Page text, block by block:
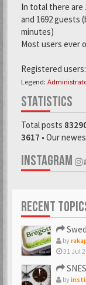
In total there are
and 1692 guests
minutes)
Most users ever
Registered users:
Legend:
STATISTICS
Total posts
3617 • Our
INSTAGRAM
RECENT
by
31 Jul
by